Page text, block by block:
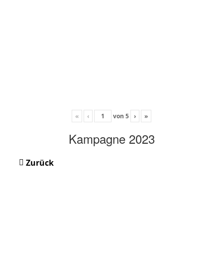
« ‹ von 5 › »
Kampagne 2023
Zurück